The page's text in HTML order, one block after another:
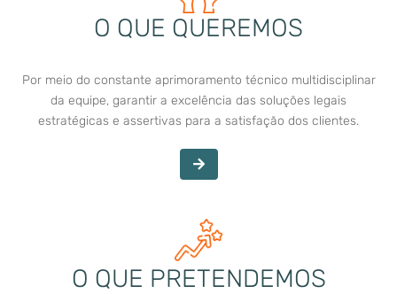
O QUE QUEREMOS
Por meio do constante aprimoramento técnico multidisciplinar
da equipe, garantir a excelência das soluções legais
estratégicas e assertivas para a satisfação dos clientes.
O QUE PRETENDEMOS